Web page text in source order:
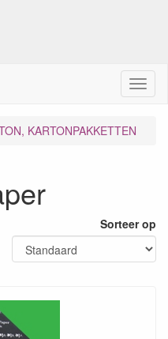
M
e
KARTONPAKKETTEN
Sorteer op